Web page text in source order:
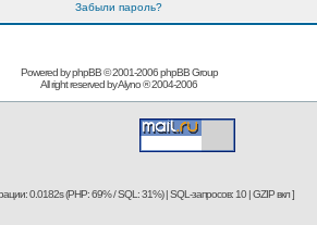
Забыли пароль?
Powered by phpBB © 2001-2006phpBB Group
All right reserved byAlyno® 2004-2006
0.0182s (PHP: 69% / SQL: 31%) | SQL-запросов: 10 | GZIP вкл ]